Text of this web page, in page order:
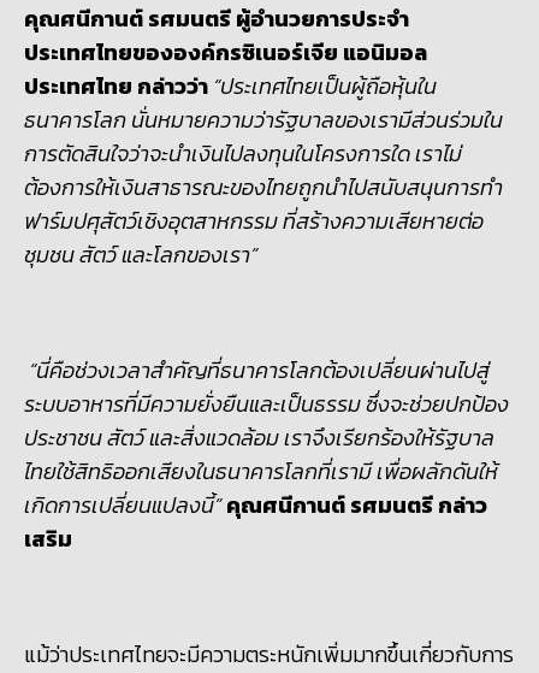
คุณศนีกานต์ รศมนตรี ผู้อำนวยการประจำ
ประเทศไทยขององค์กรซิเนอร์เจีย แอนิมอล
ประเทศไทย กล่าวว่า “ประเทศไทยเป็นผู้ถือหุ้นใน
ธนาคารโลก นั่นหมายความว่ารัฐบาลของเรามีส่วนร่วมใน
การตัดสินใจว่าจะนำเงินไปลงทุนในโครงการใด เราไม่
ต้องการให้เงินสาธารณะของไทยถูกนำไปสนับสนุนการทำ
ฟาร์มปศุสัตว์เชิงอุตสาหกรรม ที่สร้างความเสียหายต่อ
ชุมชน สัตว์ และโลกของเรา”
“นี่คือช่วงเวลาสำคัญที่ธนาคารโลกต้องเปลี่ยนผ่านไปสู่
ระบบอาหารที่มีความยั่งยืนและเป็นธรรม ซึ่งจะช่วยปกป้อง
ประชาชน สัตว์ และสิ่งแวดล้อม เราจึงเรียกร้องให้รัฐบาล
ไทยใช้สิทธิออกเสียงในธนาคารโลกที่เรามี เพื่อผลักดันให้
เกิดการเปลี่ยนแปลงนี้”คุณศนีกานต์ รศมนตรี กล่าว
เสริม
แม้ว่าประเทศไทยจะมีความตระหนักเพิ่มมากขึ้นเกี่ยวกับการ